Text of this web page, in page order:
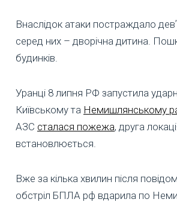
Внаслідок атаки постраждало
серед них – дворічна дитина.
будинків.
Уранці 8 липня РФ запустила
Київському та Немишлянському
АЗС сталася пожежа, друга
встановлюється.
Вже за кілька хвилин після
обстріл БПЛА рф вдарила по